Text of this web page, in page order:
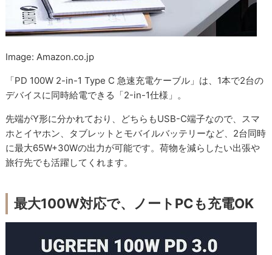
Image: Amazon.co.jp
「PD 100W 2-in-1 Type C 急速充電ケーブル」は、1本で2台の
デバイスに同時給電できる「2-in-1仕様」。
先端がY形に分かれており、どちらもUSB-C端子なので、スマ
ホとイヤホン、タブレットとモバイルバッテリーなど、2台同時
に最大65W+30Wの出力が可能です。荷物を減らしたい出張や
旅行先でも活躍してくれます。
最大100W対応で、ノートPCも充電OK